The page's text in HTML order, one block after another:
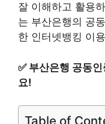
잘 이해하고 활용
는 부산은행의 공
한 인터넷뱅킹 이
✅ 부산은행 공동
요!
Table of